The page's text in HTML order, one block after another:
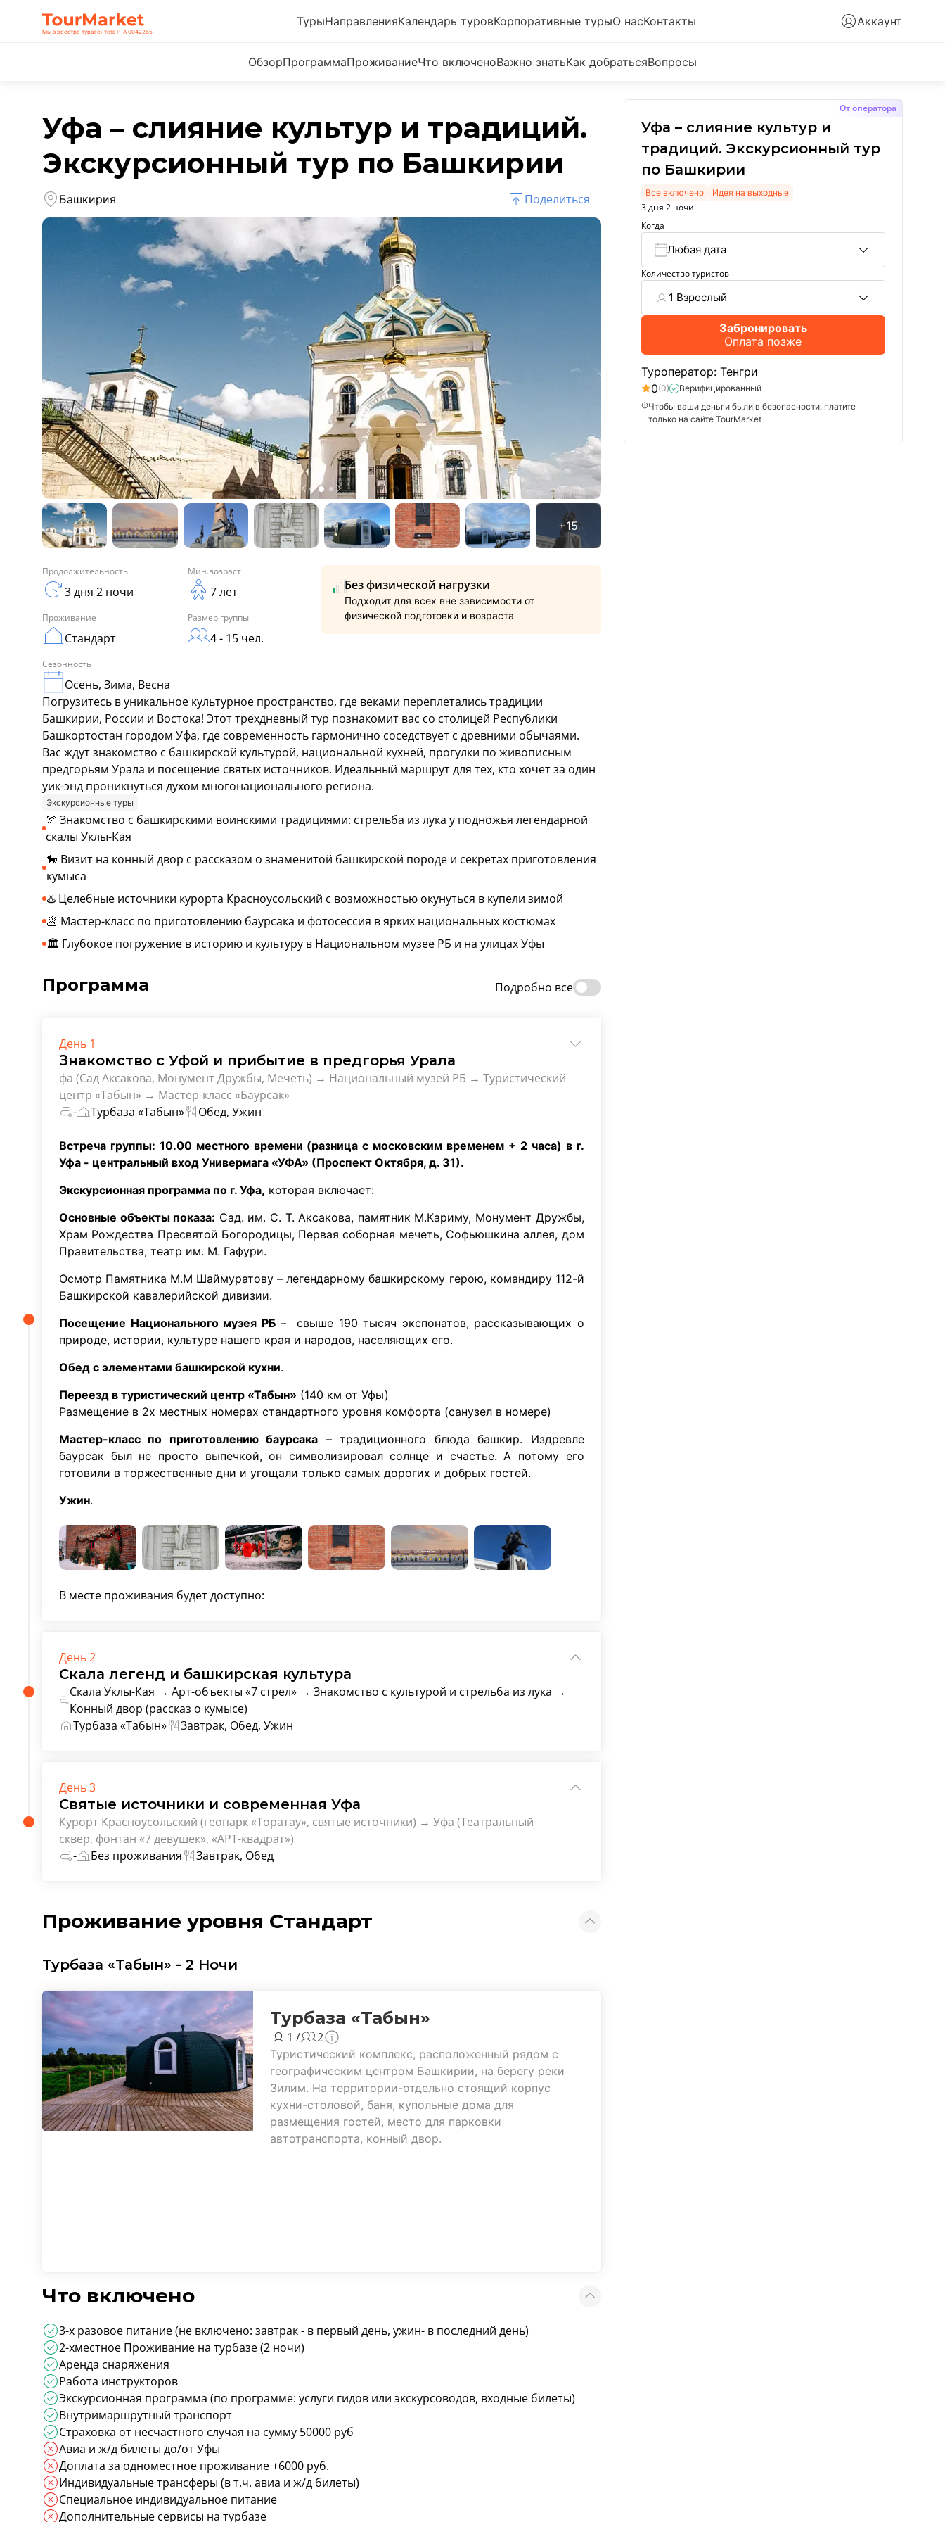
Мы в реестре турагентств РТА 0042265
ТурыНаправленияКалендарь туровКорпоративные турыО насКонтакты Аккаунт
ОбзорПрограммаПроживаниеЧто включеноВажно знатьКак добратьсяВопросы
Уфа – слияние культур и традиций.
Экскурсионный тур по Башкирии
Башкирия Поделиться
Продолжительность
3 дня 2 ночи
Мин.возраст
7 лет
Проживание
Стандарт
Размер группы
4 - 15 чел.
Сезонность
Осень, Зима, Весна
Без физической нагрузки
Подходит для всех вне зависимости от
физической подготовки и возраста
Погрузитесь в уникальное культурное пространство, где веками переплетались традиции
Башкирии, России и Востока! Этот трехдневный тур познакомит вас со столицей Республики
Башкортостан городом Уфа, где современность гармонично соседствует с древними обычаями.
Вас ждут знакомство с башкирской культурой, национальной кухней, прогулки по живописным
предгорьям Урала и посещение святых источников. Идеальный маршрут для тех, кто хочет за один
уик-энд проникнуться духом многонационального региона.
Экскурсионные туры
🏹 Знакомство с башкирскими воинскими традициями: стрельба из лука у подножья легендарной
скалы Уклы-Кая
🐎 Визит на конный двор с рассказом о знаменитой башкирской породе и секретах приготовления
кумыса
♨️ Целебные источники курорта Красноусольский с возможностью окунуться в купели зимой
🥟 Мастер-класс по приготовлению баурсака и фотосессия в ярких национальных костюмах
🏛️ Глубокое погружение в историю и культуру в Национальном музее РБ и на улицах Уфы
Программа Подробно все
День 1
Знакомство с Уфой и прибытие в предгорья Урала
фа (Сад Аксакова, Монумент Дружбы, Мечеть) → Национальный музей РБ → Туристический
центр «Табын» → Мастер-класс «Баурсак»
-
Турбаза «Табын» Обед, Ужин
Встреча группы: 10.00 местного времени (разница с московским временем + 2 часа) в г.
Уфа - центральный вход Универмага «УФА» (Проспект Октября, д. 31).
Экскурсионная программа по г. Уфа, которая включает:
Основные объекты показа: Сад. им. С. Т. Аксакова, памятник М.Кариму, Монумент Дружбы,
Храм Рождества Пресвятой Богородицы, Первая соборная мечеть, Софьюшкина аллея, дом
Правительства, театр им. М. Гафури.
Осмотр Памятника М.М Шаймуратову – легендарному башкирскому герою, командиру 112-й
Башкирской кавалерийской дивизии.
Посещение Национального музея РБ– свыше 190 тысяч экспонатов, рассказывающих о
природе, истории, культуре нашего края и народов, населяющих его.
Обед с элементами башкирской кухни.
Переезд в туристический центр «Табын» (140 км от Уфы)
Размещение в 2х местных номерах стандартного уровня комфорта (санузел в номере)
Мастер-класс по приготовлению баурсака – традиционного блюда башкир. Издревле
баурсак был не просто выпечкой, он символизировал солнце и счастье. А потому его
готовили в торжественные дни и угощали только самых дорогих и добрых гостей.
Ужин.
В месте проживания будет доступно:
День 2
Скала легенд и башкирская культура
Скала Уклы-Кая → Арт-объекты «7 стрел» → Знакомство с культурой и стрельба из лука →
Конный двор (рассказ о кумысе)
Турбаза «Табын»
Завтрак, Обед, Ужин
День 3
Святые источники и современная Уфа
Курорт Красноусольский (геопарк «Торатау», святые источники) → Уфа (Театральный
сквер, фонтан «7 девушек», «АРТ-квадрат»)
-
Без проживания Завтрак, Обед
Проживание уровня Стандарт
Турбаза «Табын» - 2 Ночи
Турбаза «Табын»
1 / 2
Туристический комплекс, расположенный рядом с
географическим центром Башкирии, на берегу реки
Зилим. На территории-отдельно стоящий корпус
кухни-столовой, баня, купольные дома для
размещения гостей, место для парковки
автотранспорта, конный двор.
Что включено
3-х разовое питание (не включено: завтрак - в первый день, ужин- в последний день)
2-хместное Проживание на турбазе (2 ночи)
Аренда снаряжения
Работа инструкторов
Экскурсионная программа (по программе: услуги гидов или экскурсоводов, входные билеты)
Внутримаршрутный транспорт
Страховка от несчастного случая на сумму 50000 руб
Авиа и ж/д билеты до/от Уфы
Доплата за одноместное проживание +6000 руб.
Индивидуальные трансферы (в т.ч. авиа и ж/д билеты)
Специальное индивидуальное питание
Дополнительные сервисы на турбазе
От оператора
Уфа – слияние культур и
традиций. Экскурсионный тур
по Башкирии
Все включено Идея на выходные
3 дня 2 ночи
Когда
Любая дата
Количество туристов
1 Взрослый
Забронировать
Оплата позже
Туроператор: Тенгри
0(0)
Верифицированный
Чтобы ваши деньги были в безопасности, платите
только на сайте TourMarket